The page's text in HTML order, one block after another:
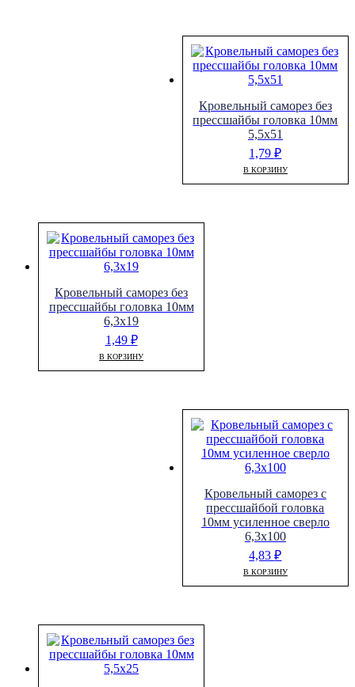
Кровельный саморез без
прессшайбы головка 10мм
5,5х51
1,79₽
В КОРЗИНУ
Кровельный саморез без
прессшайбы головка 10мм
6,3х19
1,49 ₽
В КОРЗИНУ
Кровельный саморез с
прессшайбой головка
10мм усиленное сверло
6,3х100
4,83₽
В КОРЗИНУ